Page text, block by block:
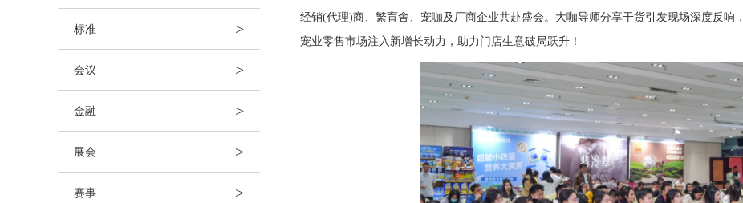
标准 >
会议 >
金融 >
展会 >
赛事 >
经销(代理)商、繁育舍、宠咖及厂商企业共赴盛会。大咖导师分享干货引发现场深度反响
宠业零售市场注入新增长动力，助力门店生意破局跃升！